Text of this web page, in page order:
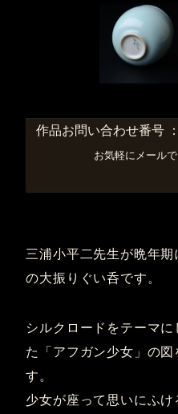
作品お問い合わせ番号
お気軽にメール
三浦小平二先生が晩年
の大振りぐい呑です。
シルクロードをテーマ
た「アフガン少女」の図
す。
少女が座って思いにふ